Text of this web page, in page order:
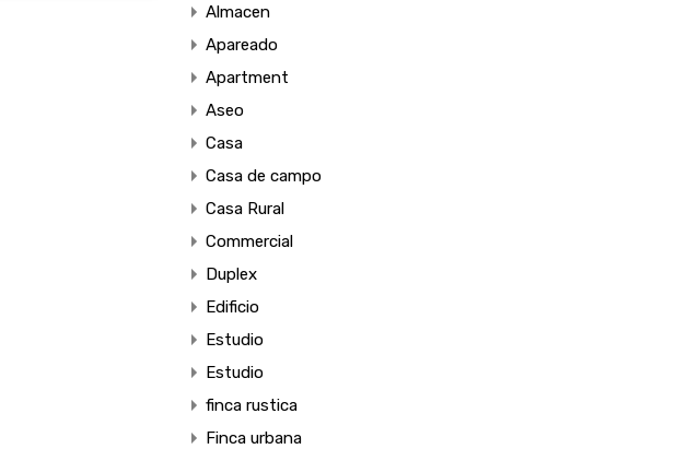
Almacen
Apareado
Apartment
Aseo
Casa
Casa de campo
Casa Rural
Commercial
Duplex
Edificio
Estudio
Estudio
finca rustica
Finca urbana